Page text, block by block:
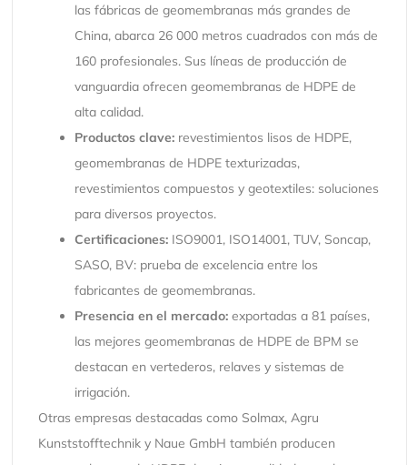
las fábricas de geomembranas más grandes de
China, abarca 26 000 metros cuadrados con más de
160 profesionales. Sus líneas de producción de
vanguardia ofrecen geomembranas de HDPE de
alta calidad.
Productos clave:revestimientos lisos de HDPE,
geomembranas de HDPE texturizadas,
revestimientos compuestos y geotextiles: soluciones
para diversos proyectos.
Certificaciones:ISO9001, ISO14001, TUV, Soncap,
SASO, BV: prueba de excelencia entre los
fabricantes de geomembranas.
Presencia en el mercado:exportadas a 81 países,
las mejores geomembranas de HDPE de BPM se
destacan en vertederos, relaves y sistemas de
irrigación.
Otras empresas destacadas como Solmax, Agru
Kunststofftechnik y Naue GmbH también producen